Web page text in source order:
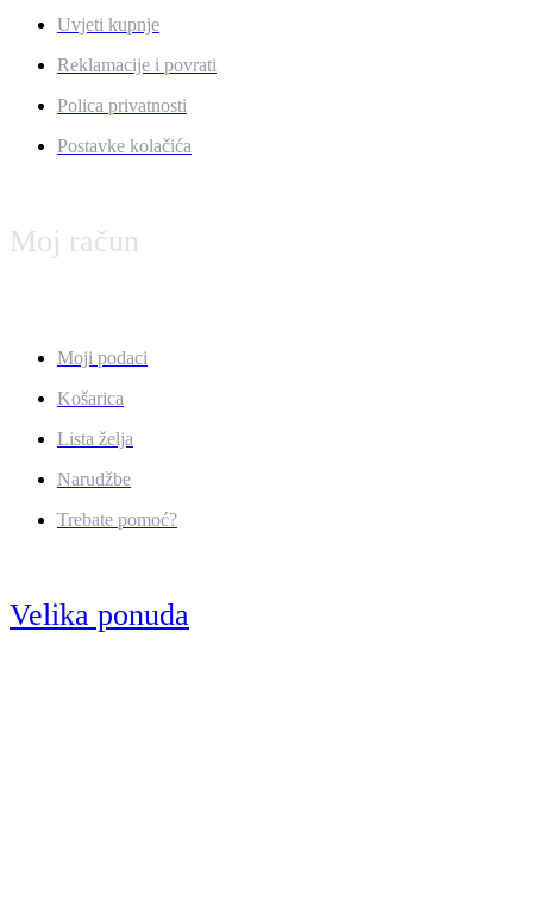
Uvjeti kupnje
Reklamacije i povrati
Polica privatnosti
Postavke kolačića
Moj račun
Moji podaci
Košarica
Lista želja
Narudžbe
Trebate pomoć?
Velika ponuda